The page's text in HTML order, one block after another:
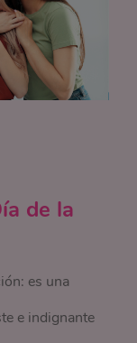
de la
es una
e indignante